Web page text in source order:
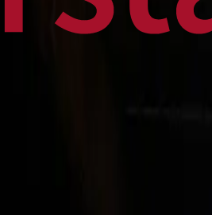
Press ReleaseFinance Canadian News